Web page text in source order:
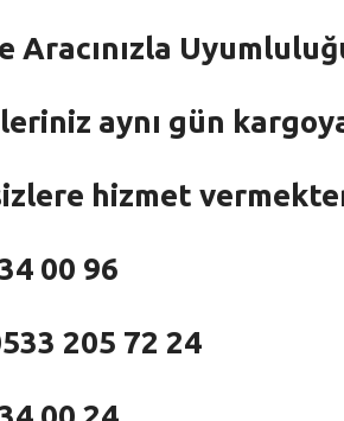
Aracınızla
aynı gün
hizmet
00 96
205 72 24